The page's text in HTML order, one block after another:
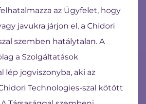
az Ügyfelet, hogy
javukra járjon el, a Chidori
szemben hatálytalan. A
a Szolgáltatások
lép jogviszonyba, aki az
Technologies-szal kötött